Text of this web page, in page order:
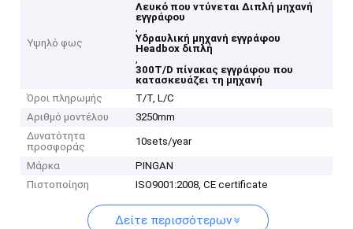
Υψηλό φως
Λευκό που ντύνεται Διπλή μηχανή
εγγράφου
,
Υδραυλική μηχανή εγγράφου
Headbox διπλή
,
300T/D πίνακας εγγράφου που
κατασκευάζει τη μηχανή
Όροι πληρωμής
T/T, L/C
Αριθμό μοντέλου
3250mm
Δυνατότητα
προσφοράς
10sets/year
Μάρκα
PINGAN
Πιστοποίηση
ISO9001:2008, CE certificate
Δείτε περισσότερων